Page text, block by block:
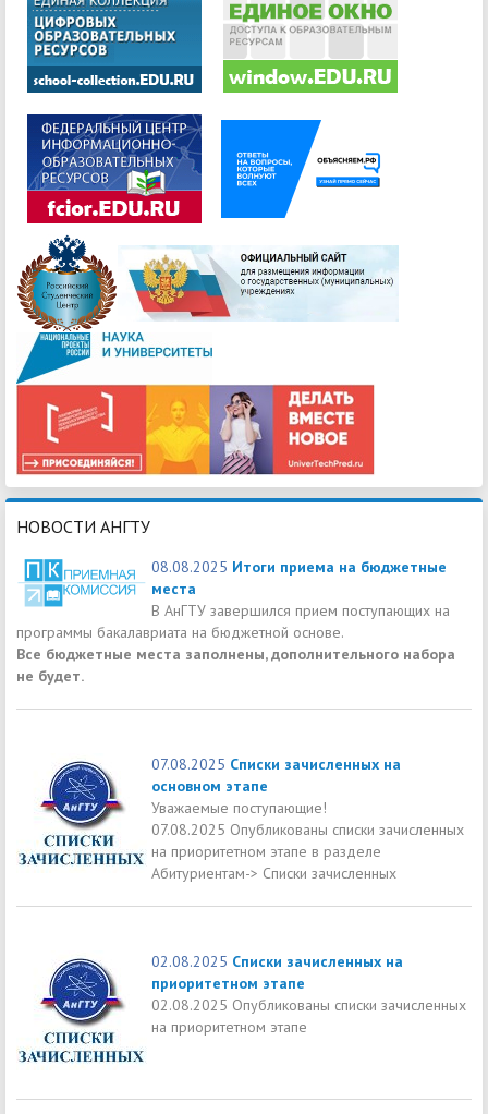
НОВОСТИ АНГТУ
08.08.2025 Итоги приема на бюджетные
места
В АнГТУ завершился прием поступающих на
программы бакалавриата на бюджетной основе.
Все бюджетные места заполнены, дополнительного набора
не будет.
07.08.2025 Списки зачисленных на
основном этапе
Уважаемые поступающие!
07.08.2025 Опубликованы списки зачисленных
на приоритетном этапе в разделе
Абитуриентам-> Списки зачисленных
02.08.2025 Списки зачисленных на
приоритетном этапе
02.08.2025 Опубликованы списки зачисленных
на приоритетном этапе